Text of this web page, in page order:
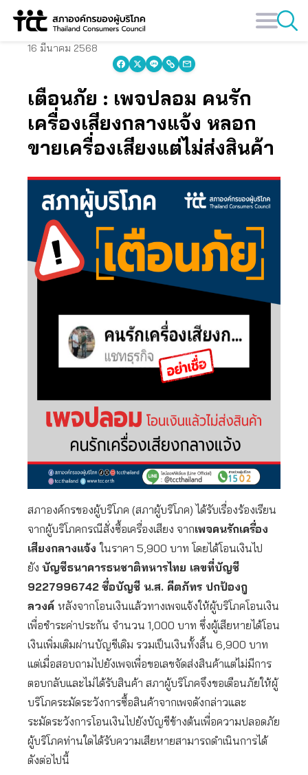
Skip
16 มีนาคม 2568
เตือนภัย : เพจปลอม คนรัก
เครื่องเสียงกลางแจ้ง หลอก
ขายเครื่องเสียงแต่ไม่ส่งสินค้า
สภาองค์กรของผู้บริโภค (สภาผู้บริโภค) ได้รับเรื่องร้องเรียน
จากผู้บริโภคกรณีสั่งซื้อเครื่องเสียง จากเพจคนรักเครื่อง
เสียงกลางแจ้งในราคา 5,900 บาท โดยได้โอนเงินไป
ยัง บัญชีธนาคารธนชาติทหารไทย เลขที่บัญชี
9227996742 ชื่อบัญชี น.ส. คีตภัทร ปกป้องกู
ลวงค์ หลังจากโอนเงินแล้วทางเพจแจ้งให้ผู้บริโภคโอนเงิน
เพื่อชำระค่าประกัน จำนวน 1,000 บาท ซึ่งผู้เสียหายได้โอน
เงินเพิ่มเติมผ่านบัญชีเดิม รวมเป็นเงินทั้งสิ้น 6,900 บาท
แต่เมื่อสอบถามไปยังเพจเพื่อขอเลขจัดส่งสินค้าแต่ไม่มีการ
ตอบกลับและไม่ได้รับสินค้า สภาผู้บริโภคจึงขอเตือนภัยให้ผู้
บริโภคระมัดระวังการซื้อสินค้าจากเพจดังกล่าวและ
ระมัดระวังการโอนเงินไปยังบัญชีข้างต้นเพื่อความปลอดภัย
ผู้บริโภคท่านใดได้รับความเสียหายสามารถดำเนินการได้
ดังต่อไปนี้